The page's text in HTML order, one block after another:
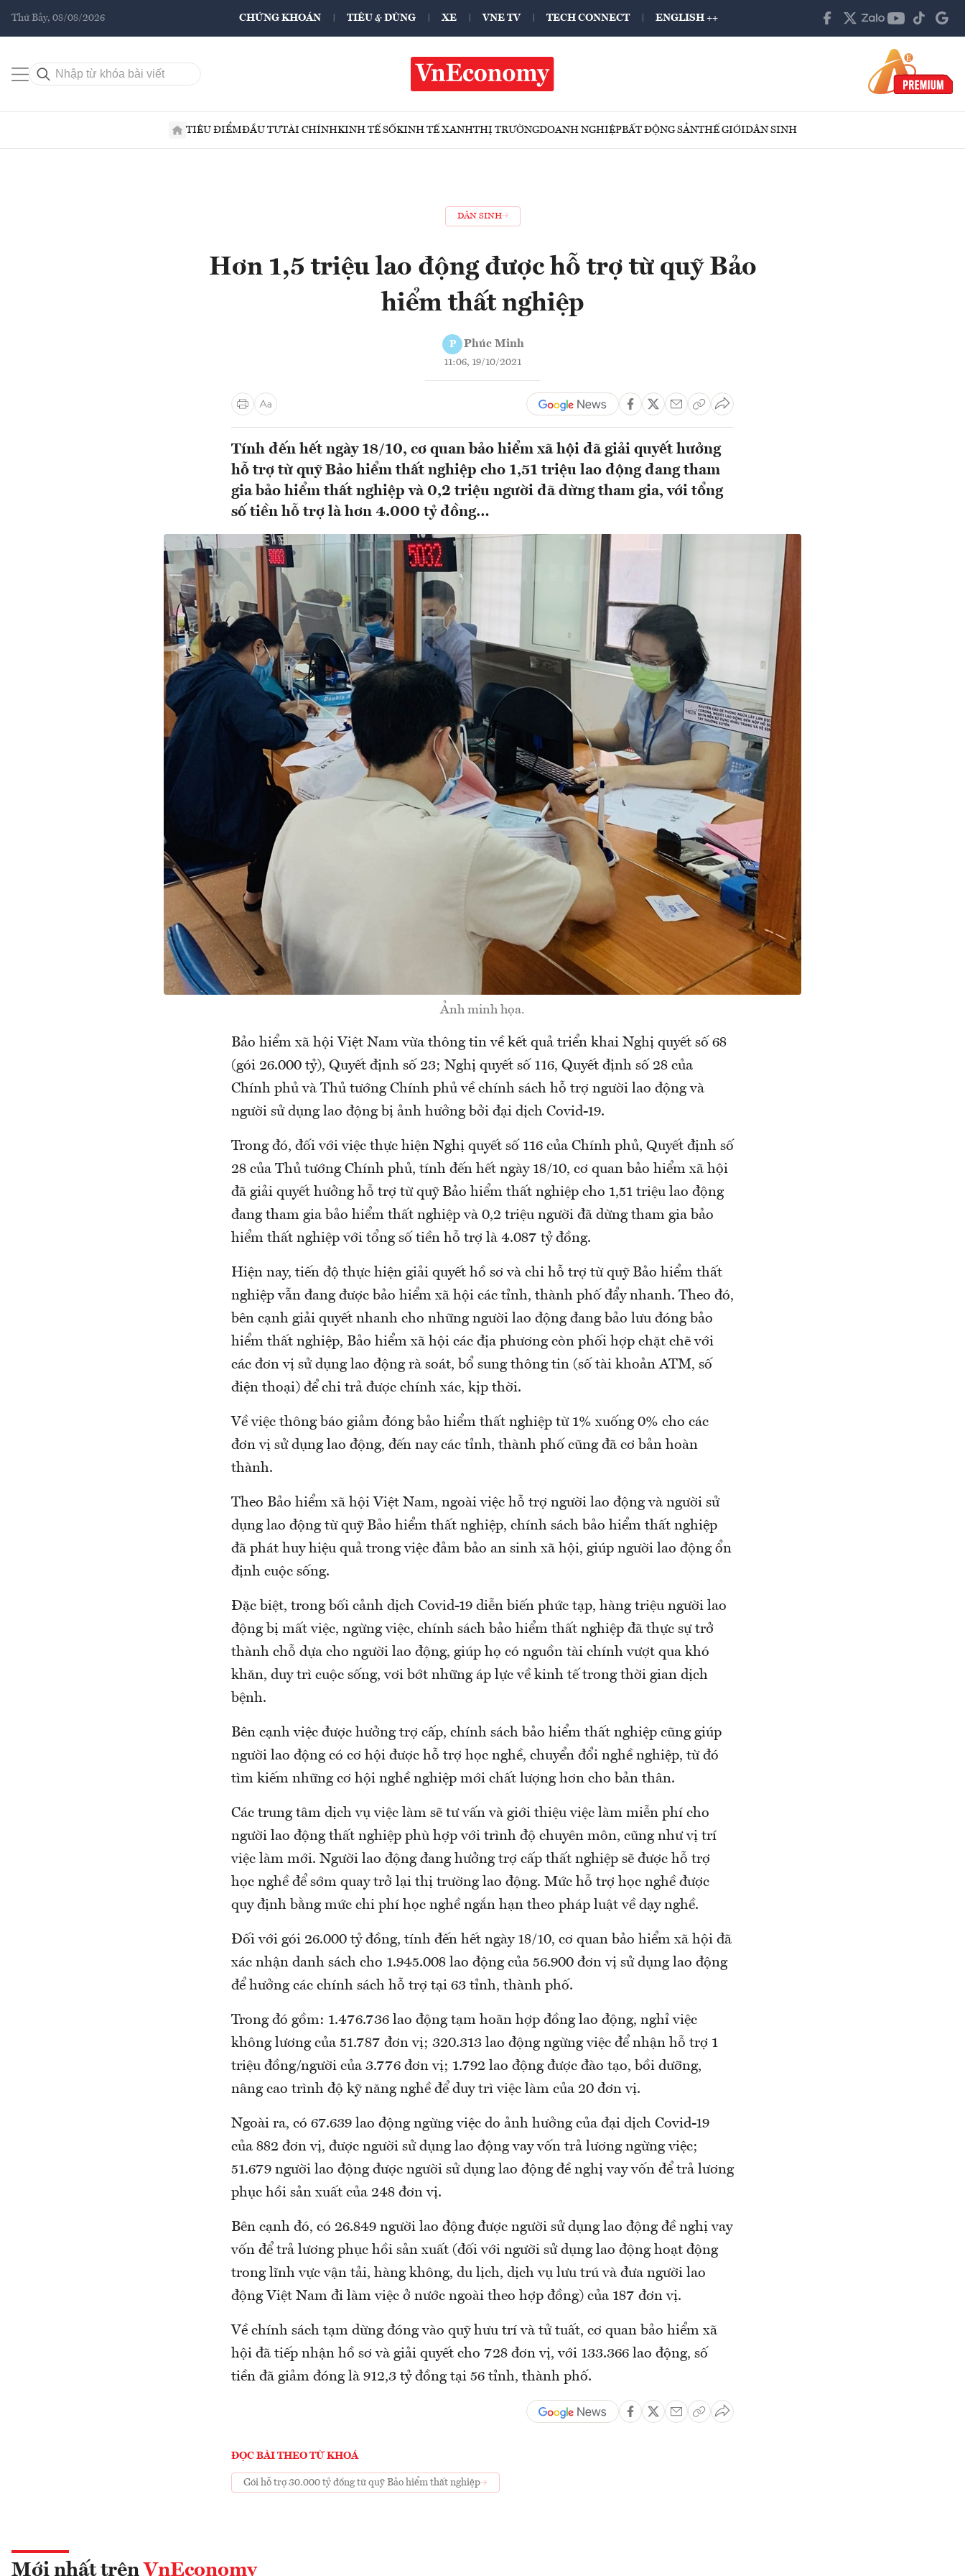
Thứ Bảy, 08/08/2026 CHỨNG KHOÁN TIÊU & DÙNG XE VNE TV TECH CONNECT ENGLISH ++
TIÊU ĐIỂMĐẦU TƯTÀI CHÍNHKINH TẾ SỐKINH TẾ XANHTHỊ TRƯỜNGDOANH NGHIỆPBẤT ĐỘNG SẢNTHẾ GIỚIDÂN SINH
DÂN SINH
Hơn 1,5 triệu lao động được hỗ trợ từ quỹ Bảo
hiểm thất nghiệp
P Phúc Minh
11:06, 19/10/2021
Tính đến hết ngày 18/10, cơ quan bảo hiểm xã hội đã giải quyết hưởng
hỗ trợ từ quỹ Bảo hiểm thất nghiệp cho 1,51 triệu lao động đang tham
gia bảo hiểm thất nghiệp và 0,2 triệu người đã dừng tham gia, với tổng
số tiền hỗ trợ là hơn 4.000 tỷ đồng…
Ảnh minh họa.
Bảo hiểm xã hội Việt Nam vừa thông tin về kết quả triển khai Nghị quyết số 68
(gói 26.000 tỷ), Quyết định số 23; Nghị quyết số 116, Quyết định số 28 của
Chính phủ và Thủ tướng Chính phủ về chính sách hỗ trợ người lao động và
người sử dụng lao động bị ảnh hưởng bởi đại dịch Covid-19.
Trong đó, đối với việc thực hiện Nghị quyết số 116 của Chính phủ, Quyết định số
28 của Thủ tướng Chính phủ, tính đến hết ngày 18/10, cơ quan bảo hiểm xã hội
đã giải quyết hưởng hỗ trợ từ quỹ Bảo hiểm thất nghiệp cho 1,51 triệu lao động
đang tham gia bảo hiểm thất nghiệp và 0,2 triệu người đã dừng tham gia bảo
hiểm thất nghiệp với tổng số tiền hỗ trợ là 4.087 tỷ đồng.
Hiện nay, tiến độ thực hiện giải quyết hồ sơ và chi hỗ trợ từ quỹ Bảo hiểm thất
nghiệp vẫn đang được bảo hiểm xã hội các tỉnh, thành phố đẩy nhanh. Theo đó,
bên cạnh giải quyết nhanh cho những người lao động đang bảo lưu đóng bảo
hiểm thất nghiệp, Bảo hiểm xã hội các địa phương còn phối hợp chặt chẽ với
các đơn vị sử dụng lao động rà soát, bổ sung thông tin (số tài khoản ATM, số
điện thoại) để chi trả được chính xác, kịp thời.
Về việc thông báo giảm đóng bảo hiểm thất nghiệp từ 1% xuống 0% cho các
đơn vị sử dụng lao động, đến nay các tỉnh, thành phố cũng đã cơ bản hoàn
thành.
Theo Bảo hiểm xã hội Việt Nam, ngoài việc hỗ trợ người lao động và người sử
dụng lao động từ quỹ Bảo hiểm thất nghiệp, chính sách bảo hiểm thất nghiệp
đã phát huy hiệu quả trong việc đảm bảo an sinh xã hội, giúp người lao động ổn
định cuộc sống.
Đặc biệt, trong bối cảnh dịch Covid-19 diễn biến phức tạp, hàng triệu người lao
động bị mất việc, ngừng việc, chính sách bảo hiểm thất nghiệp đã thực sự trở
thành chỗ dựa cho người lao động, giúp họ có nguồn tài chính vượt qua khó
khăn, duy trì cuộc sống, vơi bớt những áp lực về kinh tế trong thời gian dịch
bệnh.
Bên cạnh việc được hưởng trợ cấp, chính sách bảo hiểm thất nghiệp cũng giúp
người lao động có cơ hội được hỗ trợ học nghề, chuyển đổi nghề nghiệp, từ đó
tìm kiếm những cơ hội nghề nghiệp mới chất lượng hơn cho bản thân.
Các trung tâm dịch vụ việc làm sẽ tư vấn và giới thiệu việc làm miễn phí cho
người lao động thất nghiệp phù hợp với trình độ chuyên môn, cũng như vị trí
việc làm mới. Người lao động đang hưởng trợ cấp thất nghiệp sẽ được hỗ trợ
học nghề để sớm quay trở lại thị trường lao động. Mức hỗ trợ học nghề được
quy định bằng mức chi phí học nghề ngắn hạn theo pháp luật về dạy nghề.
Đối với gói 26.000 tỷ đồng, tính đến hết ngày 18/10, cơ quan bảo hiểm xã hội đã
xác nhận danh sách cho 1.945.008 lao động của 56.900 đơn vị sử dụng lao động
để hưởng các chính sách hỗ trợ tại 63 tỉnh, thành phố.
Trong đó gồm: 1.476.736 lao động tạm hoãn hợp đồng lao động, nghỉ việc
không lương của 51.787 đơn vị; 320.313 lao động ngừng việc để nhận hỗ trợ 1
triệu đồng/người của 3.776 đơn vị; 1.792 lao động được đào tạo, bồi dưỡng,
nâng cao trình độ kỹ năng nghề để duy trì việc làm của 20 đơn vị.
Ngoài ra, có 67.639 lao động ngừng việc do ảnh hưởng của đại dịch Covid-19
của 882 đơn vị, được người sử dụng lao động vay vốn trả lương ngừng việc;
51.679 người lao động được người sử dụng lao động đề nghị vay vốn để trả lương
phục hồi sản xuất của 248 đơn vị.
Bên cạnh đó, có 26.849 người lao động được người sử dụng lao động đề nghị vay
vốn để trả lương phục hồi sản xuất (đối với người sử dụng lao động hoạt động
trong lĩnh vực vận tải, hàng không, du lịch, dịch vụ lưu trú và đưa người lao
động Việt Nam đi làm việc ở nước ngoài theo hợp đồng) của 187 đơn vị.
Về chính sách tạm dừng đóng vào quỹ hưu trí và tử tuất, cơ quan bảo hiểm xã
hội đã tiếp nhận hồ sơ và giải quyết cho 728 đơn vị, với 133.366 lao động, số
tiền đã giảm đóng là 912,3 tỷ đồng tại 56 tỉnh, thành phố.
ĐỌC BÀI THEO TỪ KHOÁ
Gói hỗ trợ 30.000 tỷ đồng từ quỹ Bảo hiểm thất nghiệp
Mới nhất trên VnEconomy